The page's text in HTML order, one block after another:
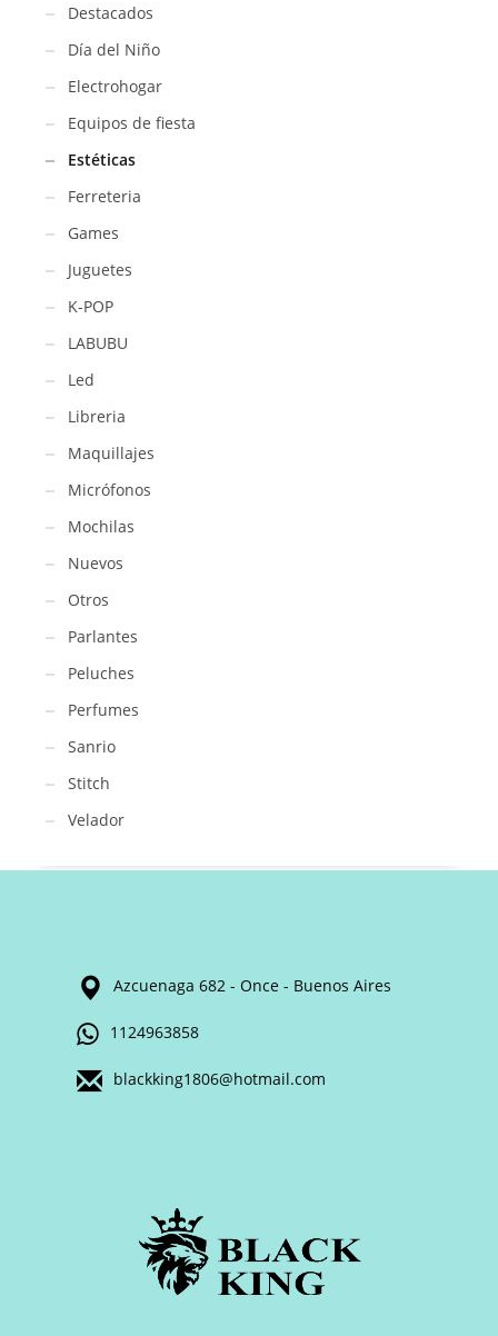
Destacados
Día del Niño
Electrohogar
Equipos de fiesta
Estéticas
Ferreteria
Games
Juguetes
K-POP
LABUBU
Led
Libreria
Maquillajes
Micrófonos
Mochilas
Nuevos
Otros
Parlantes
Peluches
Perfumes
Sanrio
Stitch
Velador
Azcuenaga 682 - Once - Buenos Aires
1124963858
blackking1806@hotmail.com